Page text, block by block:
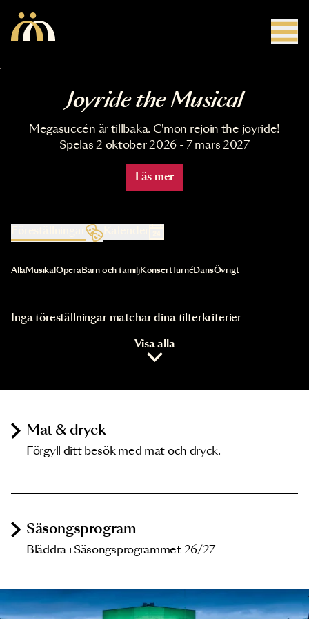
Joyride the Musical
Megasuccén är tillbaka. C'mon rejoin the joyride!
Spelas 2 oktober 2026 - 7 mars 2027
Läs mer
Kalender
Val av kategori uppdaterar innehållet automatiskt
AllaMusikal OperaBarn och familjKonsertTurnéDansÖvrigt
Inga föreställningar matchar dina filterkriterier
Visa alla
Mat & dryck
Förgyll ditt besök med mat och dryck.
Säsongsprogram
Bläddra i Säsongsprogrammet 26/27